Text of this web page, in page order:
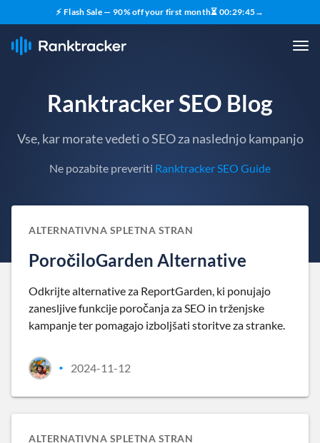
⚡ Flash Sale — 90% off your first month⏳ 00:29:44→
Ranktracker SEO Blog
Vse, kar morate vedeti o SEO za naslednjo kampanjo
Ne pozabite preveriti Ranktracker SEO Guide
ALTERNATIVNA SPLETNA STRAN
PoročiloGarden Alternative
Odkrijte alternative za ReportGarden, ki ponujajo
zanesljive funkcije poročanja za SEO in trženjske
kampanje ter pomagajo izboljšati storitve za stranke.
• 2024-11-12
ALTERNATIVNA SPLETNA STRAN